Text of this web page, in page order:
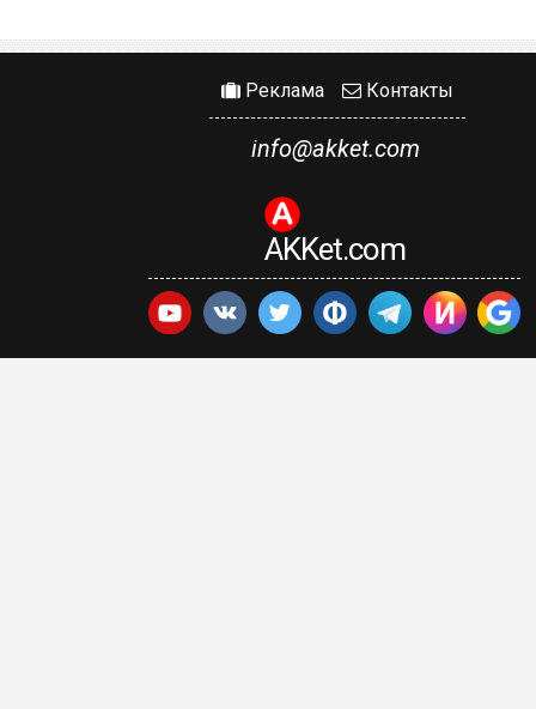
Реклама Контакты
info@akket.com
AKKet.com